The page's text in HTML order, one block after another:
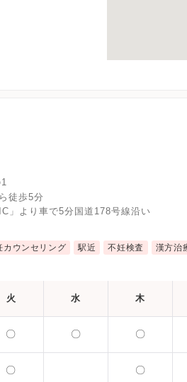
徒歩5分
」より車で5分国道178号線沿い
カウンセリング 駅近 不妊検査 漢方治
火 水 木
〇 〇 〇
〇 〇